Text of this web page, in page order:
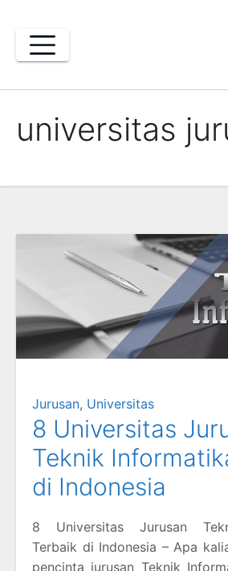
content
universitas
Jurusan, Universitas
8 Universitas
Teknik
di Indonesia
8 Universitas Jurusan
Terbaik di Indonesia – Apa
pencinta jurusan Teknik